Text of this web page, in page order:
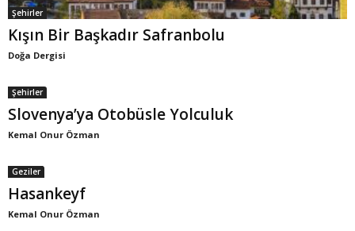
Şehirler
Kışın Bir Başkadır Safranbolu
Doğa Dergisi
Şehirler
Slovenya’ya Otobüsle Yolculuk
Kemal Onur Özman
Geziler
Hasankeyf
Kemal Onur Özman